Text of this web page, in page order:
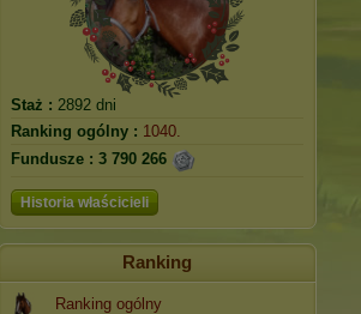
Staż : 2892 dni
Ranking ogólny : 1040.
Fundusze : 3 790 266
Historia właścicieli
Ranking
Ranking ogólny